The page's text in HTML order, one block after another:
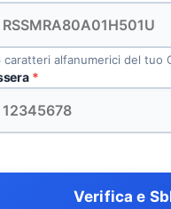
caratteri alfanumerici del tuo
*
Verifica e